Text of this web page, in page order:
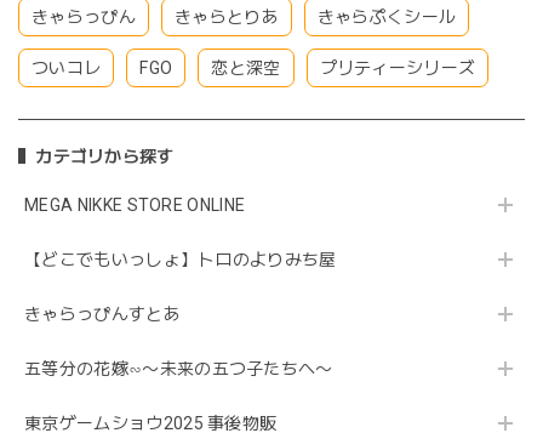
きゃらっぴん きゃらとりあ きゃらぷくシール
ついコレ FGO 恋と深空 プリティーシリーズ
カテゴリから探す
MEGA NIKKE STORE ONLINE
【どこでもいっしょ】トロのよりみち屋
きゃらっぴんすとあ
五等分の花嫁∽〜未来の五つ子たちへ〜
東京ゲームショウ2025 事後物販